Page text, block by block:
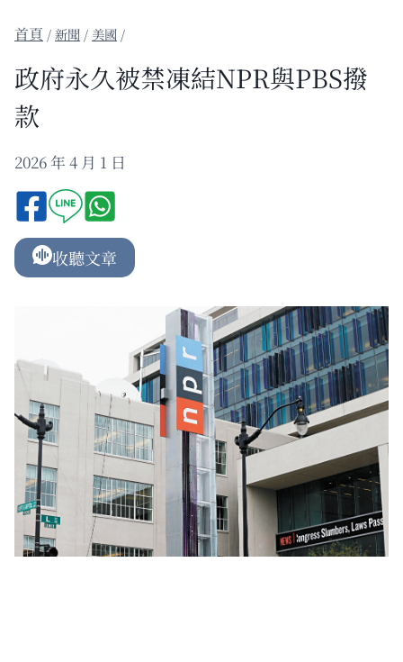
/新聞 / 美國 /
政府永久被禁凍結NPR與PBS撥
款
2026 年 4 月 1 日
收聽文章